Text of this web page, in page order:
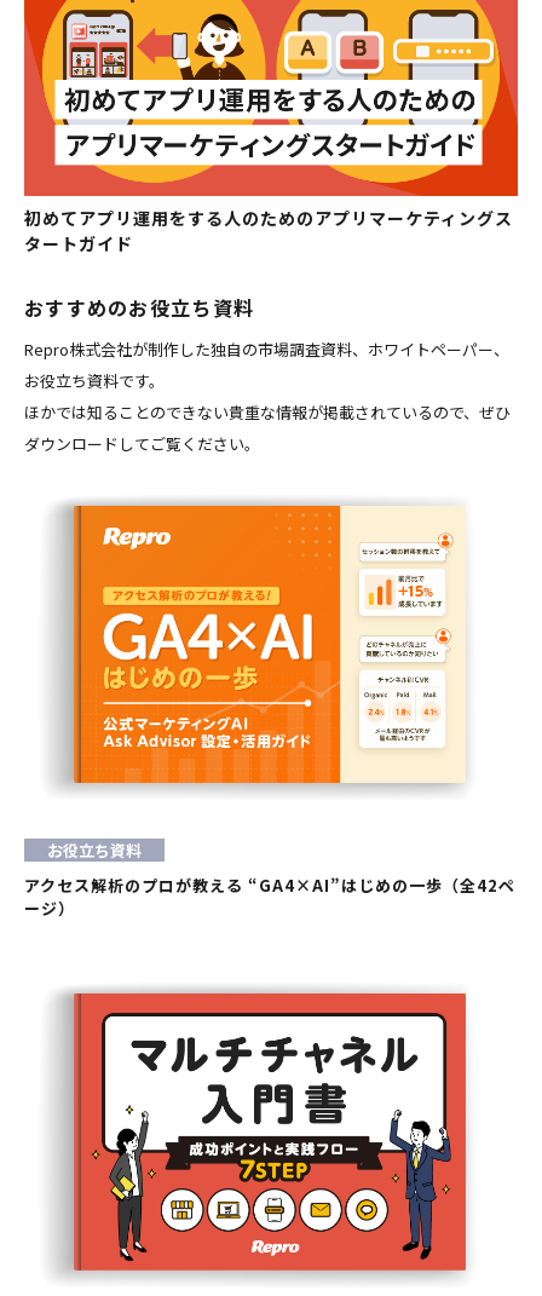
初めてアプリ運用をする人のためのアプリマーケティングス
タートガイド
おすすめのお役立ち資料
Repro株式会社が制作した独自の市場調査資料、ホワイトペーパー、
お役立ち資料です。
ほかでは知ることのできない貴重な情報が掲載されているので、ぜひ
ダウンロードしてご覧ください。
お役立ち資料
アクセス解析のプロが教える “GA4×AI”はじめの一歩（全42ペ
ージ）